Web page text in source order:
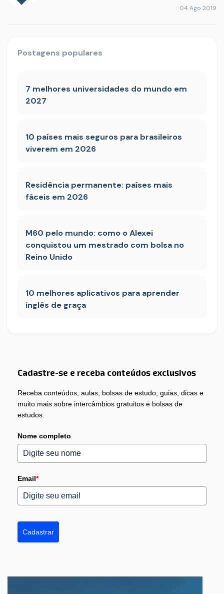
04 Ago 2019
Postagens populares
7 melhores universidades do mundo em
2027
10 países mais seguros para brasileiros
viverem em 2026
Residência permanente: países mais
fáceis em 2026
M60 pelo mundo: como o Alexei
conquistou um mestrado com bolsa no
Reino Unido
10 melhores aplicativos para aprender
inglês de graça
Cadastre-se e receba conteúdos exclusivos
Receba conteúdos, aulas, bolsas de estudo, guias, dicas e
muito mais sobre intercâmbios gratuitos e bolsas de
estudos.
Nome completo
Email*
Cadastrar